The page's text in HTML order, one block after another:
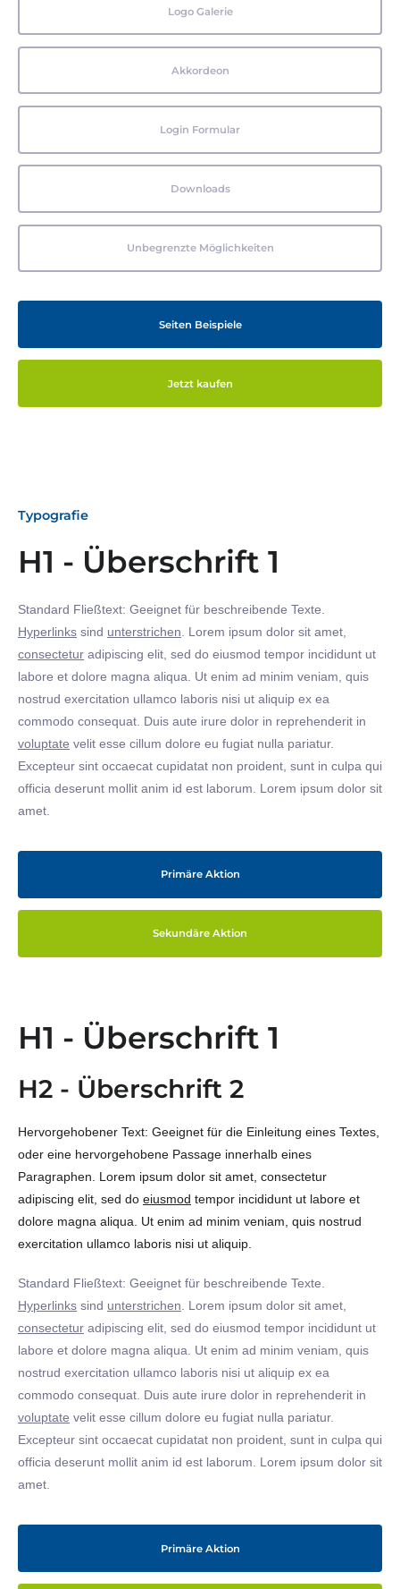
Logo Galerie
Akkordeon
Login Formular
Downloads
Unbegrenzte Möglichkeiten
Seiten Beispiele
Jetzt kaufen
Typografie
H1 - Überschrift 1
Standard Fließtext: Geeignet für beschreibende Texte.
Hyperlinks sind unterstrichen . Lorem ipsum dolor sit amet,
consectetur adipiscing elit, sed do eiusmod tempor incididunt ut
labore et dolore magna aliqua. Ut enim ad minim veniam, quis
nostrud exercitation ullamco laboris nisi ut aliquip ex ea
commodo consequat. Duis aute irure dolor in reprehenderit in
voluptate velit esse cillum dolore eu fugiat nulla pariatur.
Excepteur sint occaecat cupidatat non proident, sunt in culpa qui
officia deserunt mollit anim id est laborum. Lorem ipsum dolor sit
amet.
Primäre Aktion
Sekundäre Aktion
H1 - Überschrift 1
H2 - Überschrift 2
Hervorgehobener Text: Geeignet für die Einleitung eines Textes,
oder eine hervorgehobene Passage innerhalb eines
Paragraphen. Lorem ipsum dolor sit amet, consectetur
adipiscing elit, sed do eiusmod tempor incididunt ut labore et
dolore magna aliqua. Ut enim ad minim veniam, quis nostrud
exercitation ullamco laboris nisi ut aliquip.
Standard Fließtext: Geeignet für beschreibende Texte.
Hyperlinks sind unterstrichen . Lorem ipsum dolor sit amet,
consectetur adipiscing elit, sed do eiusmod tempor incididunt ut
labore et dolore magna aliqua. Ut enim ad minim veniam, quis
nostrud exercitation ullamco laboris nisi ut aliquip ex ea
commodo consequat. Duis aute irure dolor in reprehenderit in
voluptate velit esse cillum dolore eu fugiat nulla pariatur.
Excepteur sint occaecat cupidatat non proident, sunt in culpa qui
officia deserunt mollit anim id est laborum. Lorem ipsum dolor sit
amet.
Primäre Aktion